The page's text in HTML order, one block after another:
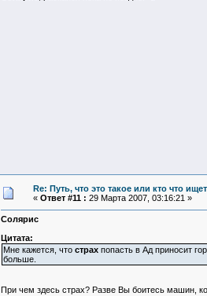
Re: Путь, что это такое или кто что
« Ответ #11 : 29 Марта 2007, 03:16:21 »
Солярис
Цитата:
Мне кажется, что страхпопасть в Ад приносит
больше.
При чем здесь страх? Разве Вы боитесь машин,